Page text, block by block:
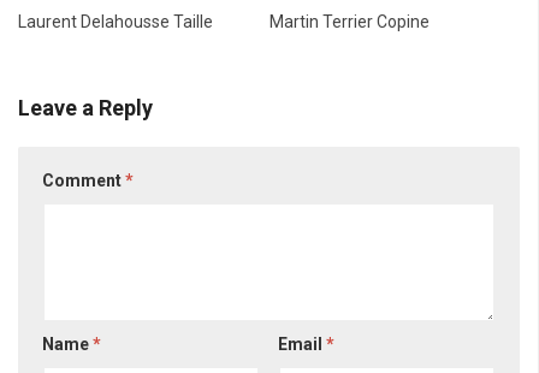
Laurent Delahousse Taille Martin Terrier Copine
Leave a Reply
Comment*
Name* Email*